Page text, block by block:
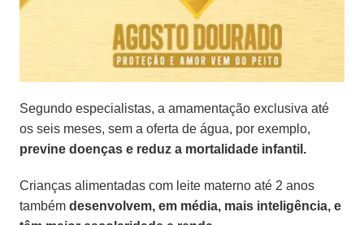
Segundo especialistas, a amamentação exclusiva até
os seis meses, sem a oferta de água, por exemplo,
previne doenças e reduz a mortalidade infantil.
Crianças alimentadas com leite materno até 2 anos
também desenvolvem, em média, mais inteligência, e